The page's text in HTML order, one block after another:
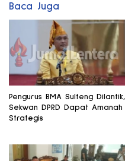
Baca Juga
Pengurus BMA Sulteng Dilantik,
Sekwan DPRD Dapat Amanah
Strategis